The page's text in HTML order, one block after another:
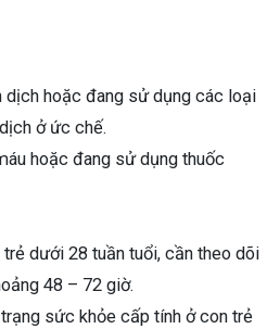
da
dịch hoặc đang sử dụng các loại
ở ức chế.
hoặc đang sử dụng thuốc
dưới 28 tuần tuổi, cần theo dõi
48 – 72 giờ.
sức khỏe cấp tính ở con trẻ